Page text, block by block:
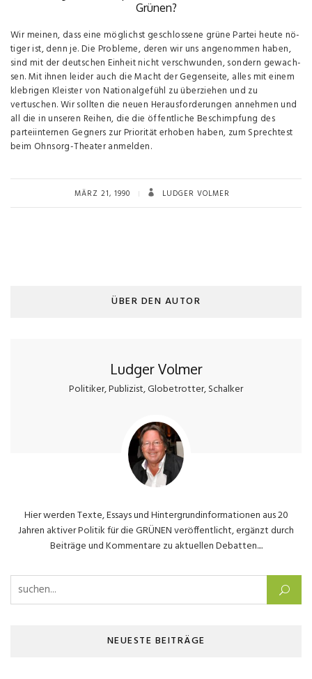
Grünen?
Wir meinen, dass eine möglichst geschlossene grüne Partei heute nö­
tiger ist, denn je. Die Probleme, deren wir uns angenommen haben,
sind mit der deutschen Einheit nicht verschwunden, sondern gewach­
sen. Mit ihnen leider auch die Macht der Gegenseite, alles mit einem
klebrigen Kleister von Nationalgefühl zu überziehen und zu
vertuschen. Wir sollten die neuen Herausforderungen annehmen und
all die in unseren Reihen, die die öffentliche Beschimpfung des
parteiinternen Gegners zur Priorität erhoben haben, zum Sprechtest
beim Ohnsorg-Theater anmelden.
MÄRZ 21, 1990 LUDGER VOLMER
ÜBER DEN AUTOR
Ludger Volmer
Politiker, Publizist, Globetrotter, Schalker
Hier werden Texte, Essays und Hintergrundinformationen aus 20
Jahren aktiver Politik für die GRÜNEN veröffentlicht, ergänzt durch
Beiträge und Kommentare zu aktuellen Debatten....
Suchen nach:
NEUESTE BEITRÄGE